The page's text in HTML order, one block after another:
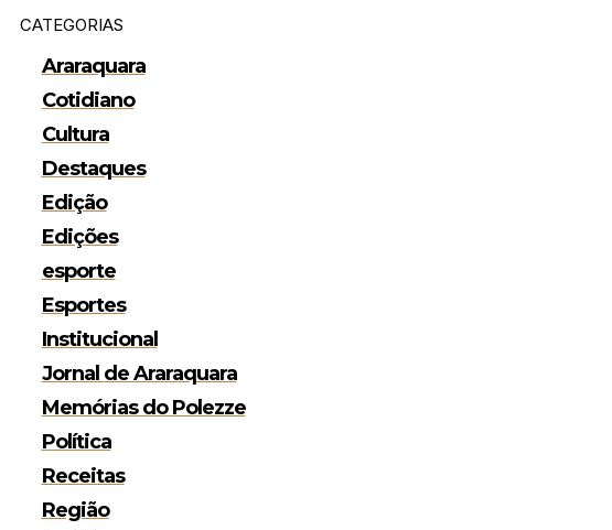
CATEGORIAS
Araraquara
Cotidiano
Cultura
Destaques
Edição
Edições
esporte
Esportes
Institucional
Jornal de Araraquara
Memórias do Polezze
Política
Receitas
Região